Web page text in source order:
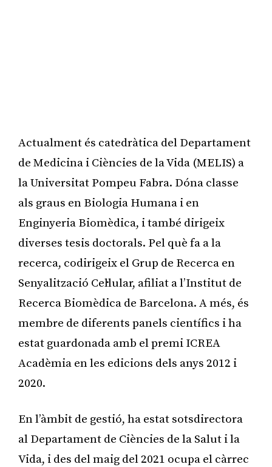
Actualment és catedràtica del Departament
de Medicina i Ciències de la Vida (MELIS) a
la Universitat Pompeu Fabra. Dóna classe
als graus en Biologia Humana i en
Enginyeria Biomèdica, i també dirigeix
diverses tesis doctorals. Pel què fa a la
recerca, codirigeix el Grup de Recerca en
Senyalització Cel·lular, afiliat a l’Institut de
Recerca Biomèdica de Barcelona. A més, és
membre de diferents panels científics i ha
estat guardonada amb el premi ICREA
Acadèmia en les edicions dels anys 2012 i
2020.
En l’àmbit de gestió, ha estat sotsdirectora
al Departament de Ciències de la Salut i la
Vida, i des del maig del 2021 ocupa el càrrec